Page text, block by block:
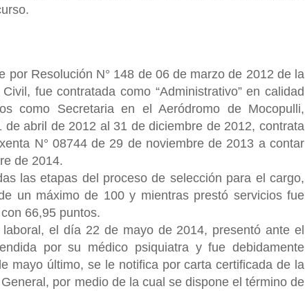
por Resolución N° 148 de 06 de marzo de 2012 de la
fue contratada como “Administrativo” en calidad
como Secretaria en el Aeródromo de Mocopulli,
abril de 2012 al 31 de diciembre de 2012, contrata
N° 08744 de 29 de noviembre de 2013 a contar
de 2014.
las etapas del proceso de selección para el cargo,
un máximo de 100 y mientras prestó servicios fue
66,95 puntos.
el día 22 de mayo de 2014, presentó ante el
por su médico psiquiatra y fue debidamente
mayo último, se le notifica por carta certificada de la
por medio de la cual se dispone el término de